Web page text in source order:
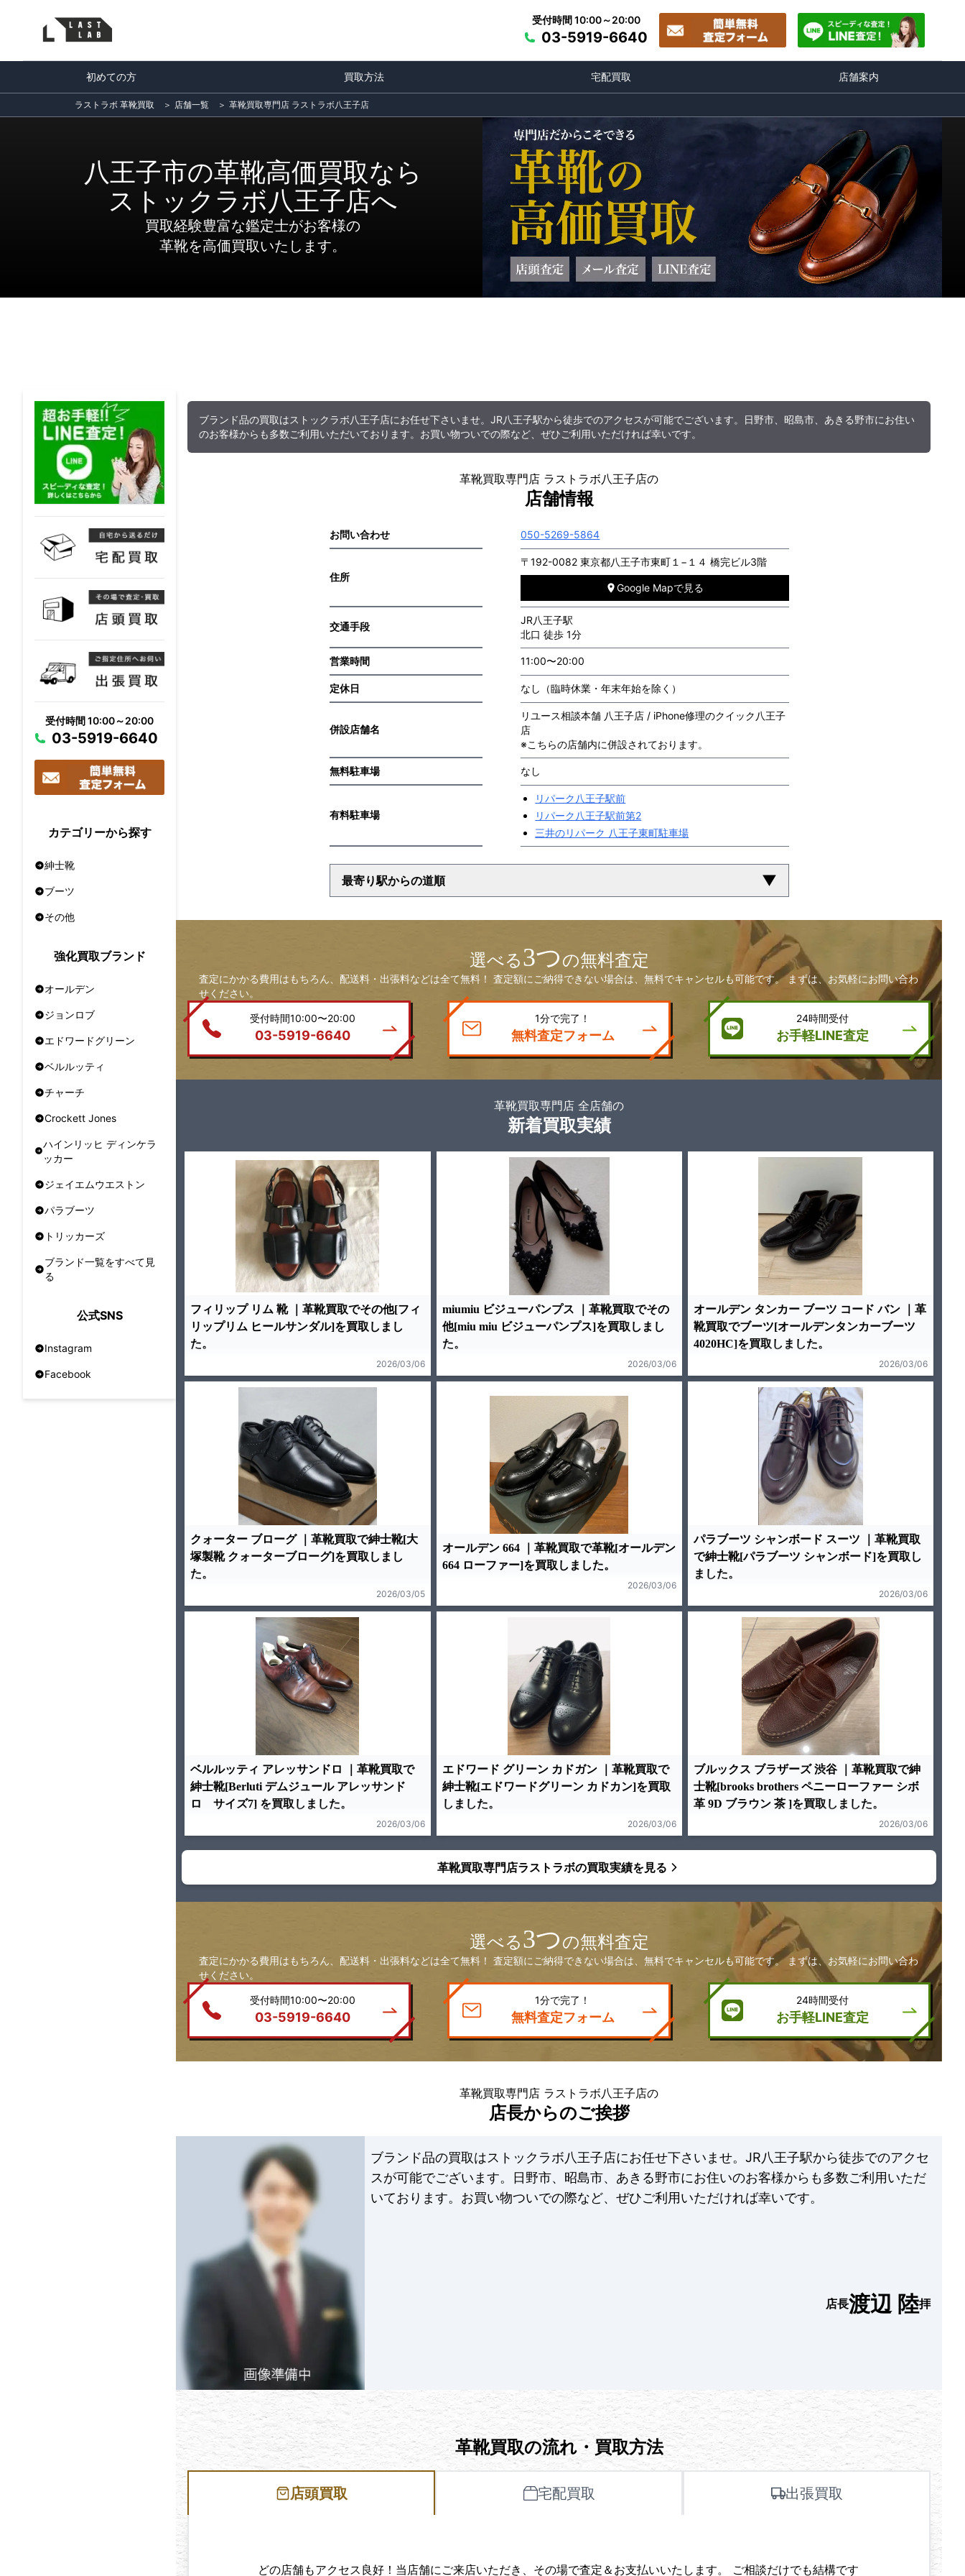
受付時間 10:00～20:00
03-5919-6640
初めての方 買取方法 宅配買取 店舗案内
ラストラボ 革靴買取 ＞ 店舗一覧 ＞ 革靴買取専門店 ラストラボ八王子店
八王子市の革靴高価買取なら
ストックラボ八王子店へ
買取経験豊富な鑑定士がお客様の
革靴を高価買取いたします。
受付時間 10:00～20:00
03-5919-6640
カテゴリーから探す
紳士靴
ブーツ
その他
強化買取ブランド
オールデン
ジョンロブ
エドワードグリーン
ベルルッティ
チャーチ
Crockett Jones
ハインリッヒ ディンケラ
ッカー
ジェイエムウエストン
パラブーツ
トリッカーズ
ブランド一覧をすべて見
る
公式SNS
Instagram
Facebook
ブランド品の買取はストックラボ八王子店にお任せ下さいませ。JR八王子駅から徒歩でのアクセスが可能でございます。日野市、昭島市、あきる野市にお住い
のお客様からも多数ご利用いただいております。お買い物ついでの際など、ぜひご利用いただければ幸いです。
革靴買取専門店 ラストラボ八王子店の
店舗情報
お問い合わせ 050-5269-5864
住所
〒192-0082 東京都八王子市東町１−１４ 橋完ビル3階
Google Mapで見る
交通手段
JR八王子駅
北口 徒歩 1分
営業時間 11:00〜20:00
定休日 なし（臨時休業・年末年始を除く）
併設店舗名
リユース相談本舗 八王子店 / iPhone修理のクイック八王子
店
※こちらの店舗内に併設されております。
無料駐車場 なし
有料駐車場
リパーク八王子駅前
リパーク八王子駅前第2
三井のリパーク 八王子東町駐車場
最寄り駅からの道順 ▼
選べる3つの無料査定
査定にかかる費用はもちろん、配送料・出張料などは全て無料！ 査定額にご納得できない場合は、無料でキャンセルも可能です。 まずは、お気軽にお問い合わ
せください。
受付時間10:00〜20:00
03-5919-6640
1分で完了！
無料査定フォーム
24時間受付
お手軽LINE査定
革靴買取専門店 全店舗の
新着買取実績
フィリップ リム 靴 ｜革靴買取でその他[フィ
リップリム ヒールサンダル]を買取しまし
た。
2026/03/06
miumiu ビジューパンプス ｜革靴買取でその
他[miu miu ビジューパンプス]を買取しまし
た。
2026/03/06
オールデン タンカー ブーツ コード バン ｜革
靴買取でブーツ[オールデンタンカーブーツ
4020HC]を買取しました。
2026/03/06
クォーター ブローグ ｜革靴買取で紳士靴[大
塚製靴 クォーターブローグ]を買取しまし
た。
2026/03/05
オールデン 664 ｜革靴買取で革靴[オールデン
664 ローファー]を買取しました。
2026/03/06
パラブーツ シャンボード スーツ ｜革靴買取
で紳士靴[パラブーツ シャンボード]を買取し
ました。
2026/03/06
ベルルッティ アレッサンドロ ｜革靴買取で
紳士靴[Berluti デムジュール アレッサンド
ロ サイズ7] を買取しました。
2026/03/06
エドワード グリーン カドガン ｜革靴買取で
紳士靴[エドワードグリーン カドカン]を買取
しました。
2026/03/06
ブルックス ブラザーズ 渋谷 ｜革靴買取で紳
士靴[brooks brothers ペニーローファー シボ
革 9D ブラウン 茶 ]を買取しました。
2026/03/06
革靴買取専門店ラストラボの買取実績を見る
選べる3つの無料査定
査定にかかる費用はもちろん、配送料・出張料などは全て無料！ 査定額にご納得できない場合は、無料でキャンセルも可能です。 まずは、お気軽にお問い合わ
せください。
受付時間10:00〜20:00
03-5919-6640
1分で完了！
無料査定フォーム
24時間受付
お手軽LINE査定
革靴買取専門店 ラストラボ八王子店の
店長からのご挨拶
店長渡辺 陸拝
ブランド品の買取はストックラボ八王子店にお任せ下さいませ。JR八王子駅から徒歩でのアクセ
スが可能でございます。日野市、昭島市、あきる野市にお住いのお客様からも多数ご利用いただ
いております。お買い物ついでの際など、ぜひご利用いただければ幸いです。
革靴買取の流れ・買取方法
店頭買取 宅配買取 出張買取
どの店舗もアクセス良好！当店舗にご来店いただき、その場で査定＆お支払いいたします。 ご相談だけでも結構です